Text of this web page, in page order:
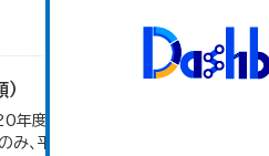
度から変更 乳幼児・小中高
み、平成20年度から令和元年